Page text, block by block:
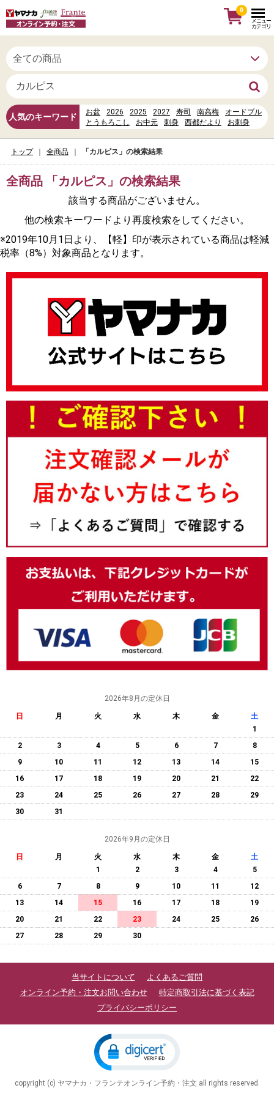
人気のキーワード お盆 2026 2025 2027 寿司 南高梅
オードブル
とうもろこし
お中元 刺身 西都だより
お刺身
%E8%88%B9%E6%A9%8B
0
メニュー
カテゴリ
トップ 全商品 「カルピス」の検索結果
全商品 「カルピス」の検索結果
該当する商品がございません。
他の検索キーワードより再度検索をしてください。
※2019年10月1日より、【軽】印が表示されている商品は軽減
税率（8%）対象商品となります。
2026年8月の定休日
日 月 火 水 木 金
土
1
2
3 4 5 6 7
8
9
10 11 12 13 14
15
16
17 18 19 20 21
22
23
24 25 26 27 28
29
30
31
2026年9月の定休日
日 月 火 水 木 金
土
1
2 3 4
5
6
7 8 9 10 11
12
13
14 15 16 17 18
19
20
21 22 23 24 25
26
27
28 29 30
当サイトについて
よくあるご質問
オンライン予約・注文お問い合わせ
特定商取引法に基づく表記
プライバシーポリシー
copyright (c) ヤマナカ・フランテオンライン予約・注文 all rights reserved.